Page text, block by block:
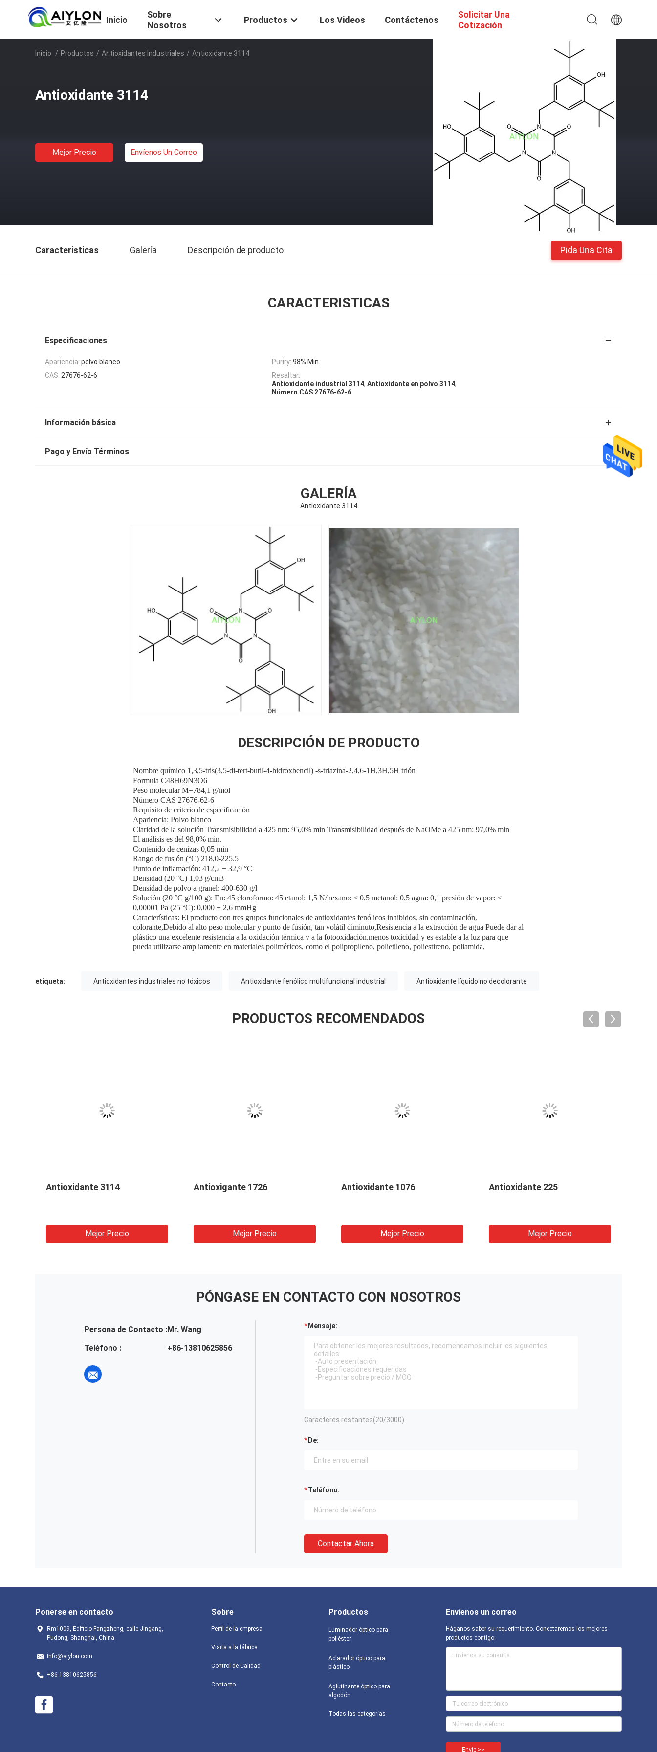
Inicio
Sobre
Nosotros
Productos Los Videos Contáctenos
Solicitar Una
Cotización
Inicio / Productos / Antioxidantes Industriales / Antioxidante 3114
Antioxidante 3114
Mejor Precio Envíenos Un Correo
Caracteristicas Galería Descripción de producto Pida Una Cita
CARACTERISTICAS
Especificaciones
Apariencia: polvo blanco Puriry: 98% Min.
CAS: 27676-62-6
Resaltar:
Antioxidante industrial 3114, Antioxidante en polvo 3114,
Número CAS 27676-62-6
Información básica
Pago y Envío Términos
GALERÍA
Antioxidante 3114
DESCRIPCIÓN DE PRODUCTO
Nombre químico 1,3,5-tris(3,5-di-tert-butil-4-hidroxbencil) -s-triazina-2,4,6-1H,3H,5H trión
Formula C48H69N3O6
Peso molecular M=784,1 g/mol
Número CAS 27676-62-6
Requisito de criterio de especificación
Apariencia: Polvo blanco
Claridad de la solución Transmisibilidad a 425 nm: 95,0% min Transmisibilidad después de NaOMe a 425 nm: 97,0% min
El análisis es del 98,0% min.
Contenido de cenizas 0,05 min
Rango de fusión (°C) 218,0-225.5
Punto de inflamación: 412,2 ± 32,9 °C
Densidad (20 °C) 1,03 g/cm3
Densidad de polvo a granel: 400-630 g/l
Solución (20 °C g/100 g): En: 45 cloroformo: 45 etanol: 1,5 N/hexano: < 0,5 metanol: 0,5 agua: 0,1 presión de vapor: <
0,00001 Pa (25 °C): 0,000 ± 2,6 mmHg
Características: El producto con tres grupos funcionales de antioxidantes fenólicos inhibidos, sin contaminación,
colorante,Debido al alto peso molecular y punto de fusión, tan volátil diminuto,Resistencia a la extracción de agua Puede dar al
plástico una excelente resistencia a la oxidación térmica y a la fotooxidación.menos toxicidad y es estable a la luz para que
pueda utilizarse ampliamente en materiales poliméricos, como el polipropileno, polietileno, poliestireno, poliamida,
etiqueta: Antioxidantes industriales no tóxicos Antioxidante fenólico multifuncional industrial Antioxidante líquido no decolorante
PRODUCTOS RECOMENDADOS
Antioxidante 3114
Mejor Precio
Antioxigante 1726
Mejor Precio
Antioxidante 1076
Mejor Precio
Antioxidante 225
Mejor Precio
PÓNGASE EN CONTACTO CON NOSOTROS
Persona de Contacto :Mr. Wang
Teléfono :
+86-13810625856
Mensaje:
Caracteres restantes(20/3000)
De:
Teléfono:
Contactar Ahora
Ponerse en contacto
Rm1009, Edificio Fangzheng, calle Jingang,
Pudong, Shanghai, China
Info@aiylon.com
+86-13810625856
Sobre
Perfil de la empresa
Visita a la fábrica
Control de Calidad
Contacto
Productos
Luminador óptico para
poliéster
Aclarador óptico para
plástico
Aglutinante óptico para
algodón
Todas las categorías
Envíenos un correo
Háganos saber su requerimiento. Conectaremos los mejores
productos contigo.
Envíe >>